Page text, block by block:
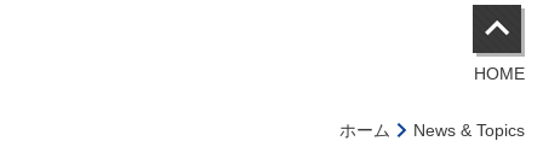
HOME
ホーム News & Topics